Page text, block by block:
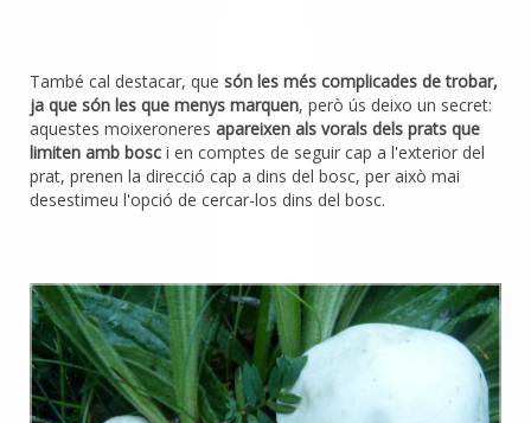
També cal destacar, que són les més complicades de trobar,
ja que són les que menys marquen, però ús deixo un secret:
aquestes moixeroneres apareixen als vorals dels prats que
limiten amb bosc i en comptes de seguir cap a l'exterior del
prat, prenen la direcció cap a dins del bosc, per això mai
desestimeu l'opció de cercar-los dins del bosc.